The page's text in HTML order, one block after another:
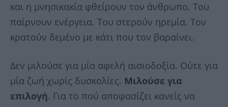
και η μνησικακία φθείρουν τον άνθρωπο. Του
παίρνουν ενέργεια. Του στερούν ηρεμία. Τον
κρατούν δεμένο με κάτι που τον βαραίνει.
Δεν μιλούσε για μία αφελή αισιοδοξία. Ούτε για
μία ζωή χωρίς δυσκολίες. Μιλούσε για
επιλογή. Για το πού αποφασίζει κανείς να